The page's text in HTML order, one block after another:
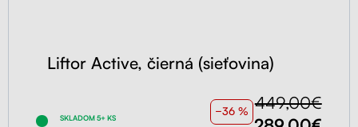
Liftor Active, čierná (sieťovina)
SKLADOM 5+ KS
−36 % 449,00€